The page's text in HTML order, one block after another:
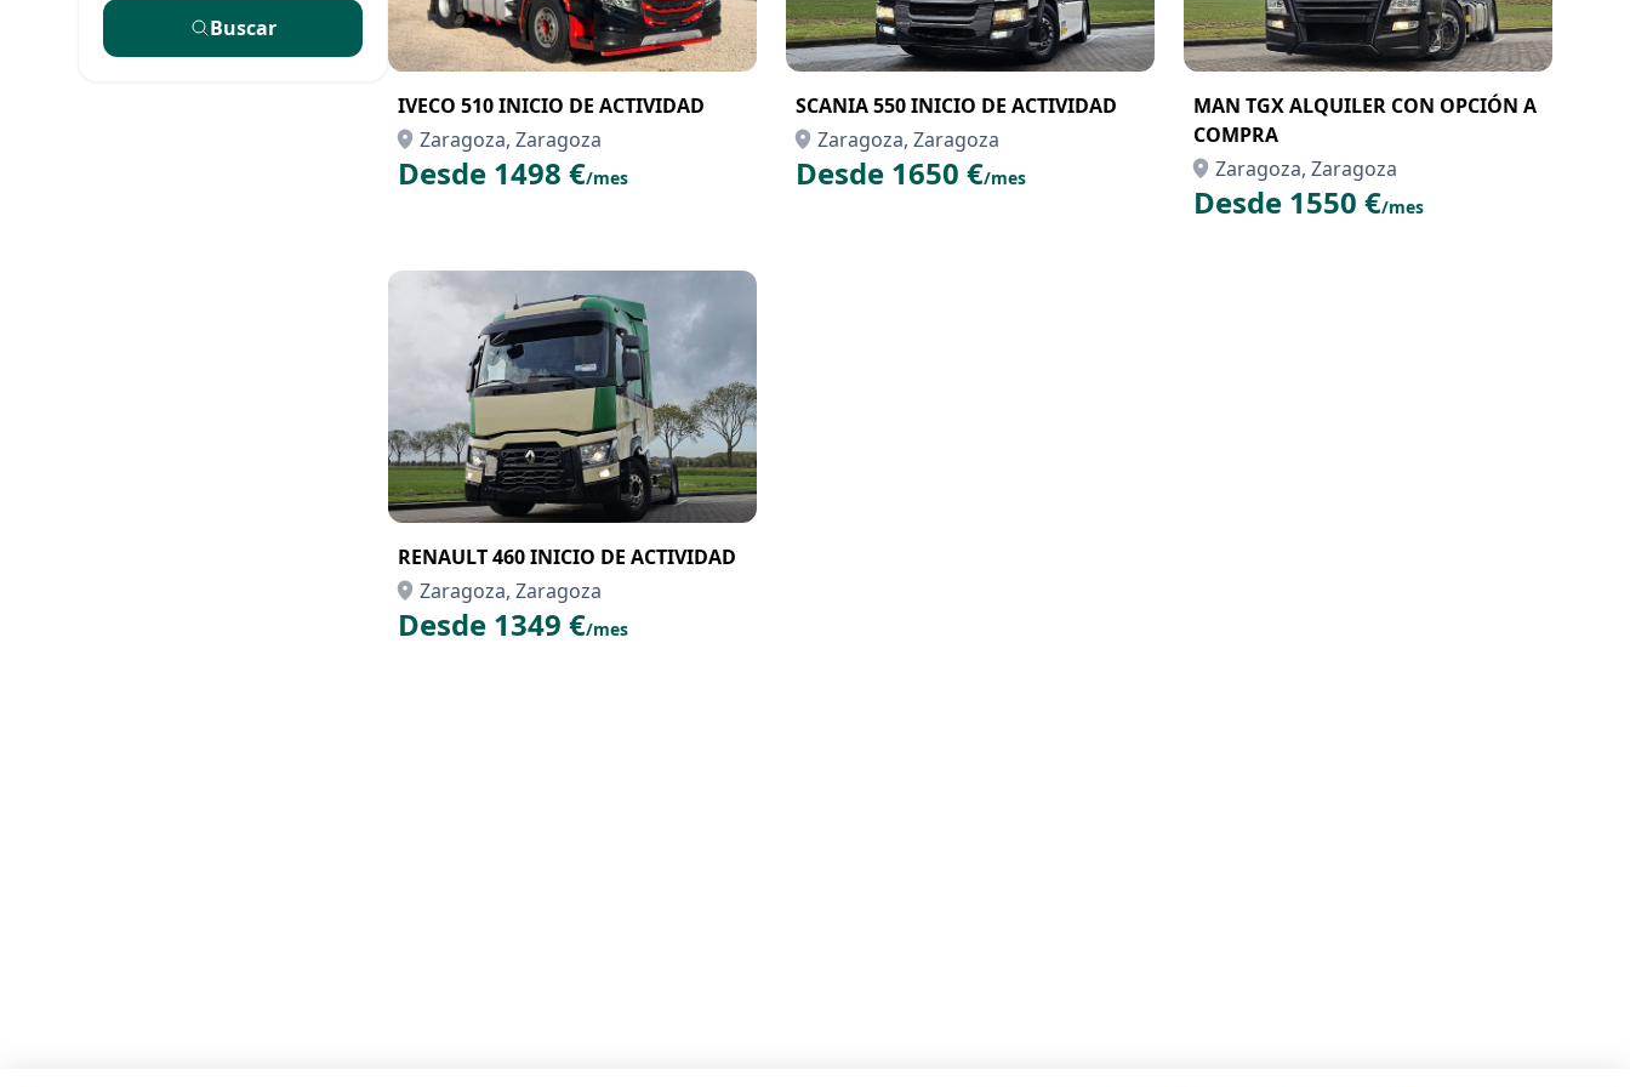
Buscar
IVECO 510 INICIO DE ACTIVIDAD
Zaragoza, Zaragoza
Desde 1498 €/mes
SCANIA 550 INICIO DE ACTIVIDAD
Zaragoza, Zaragoza
Desde 1650 €/mes
MAN TGX ALQUILER CON OPCIÓN A
COMPRA
Zaragoza, Zaragoza
Desde 1550 €/mes
RENAULT 460 INICIO DE ACTIVIDAD
Zaragoza, Zaragoza
Desde 1349 €/mes